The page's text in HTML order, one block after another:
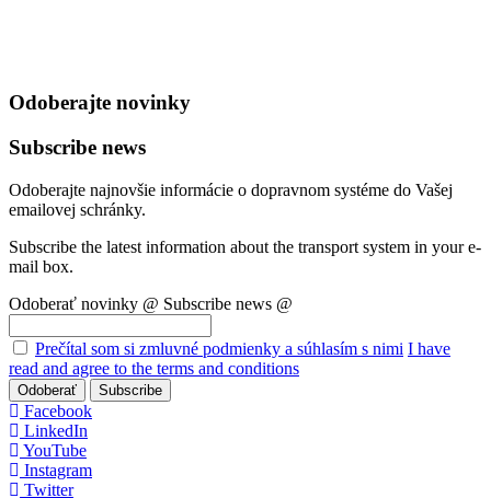
Odoberajte novinky
Subscribe news
Odoberajte najnovšie informácie o dopravnom systéme do Vašej
emailovej schránky.
Subscribe the latest information about the transport system in your e-
mail box.
Odoberať novinky @ Subscribe news @
Prečítal som si zmluvné podmienky a súhlasím s nimi I have
read and agree to the terms and conditions
Odoberať Subscribe
Facebook
LinkedIn
YouTube
Instagram
Twitter